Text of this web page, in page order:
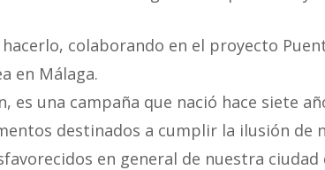
colaborando en el proyecto
en Málaga.
es una campaña que nació hace siete
destinados a cumplir la ilusión de
en general de nuestra ciudad